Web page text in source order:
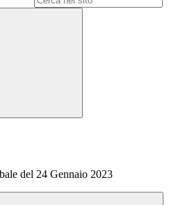
del 24 Gennaio 2023